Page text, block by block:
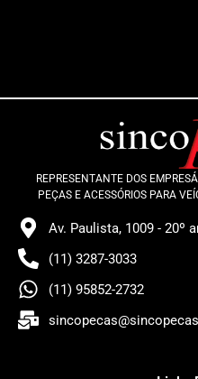
REPRESENTANTE DOS
PEÇAS E ACESSÓRIOS PARA
Av. Paulista, 1009 - 20º
(11) 3287-3033
(11) 95852-2732